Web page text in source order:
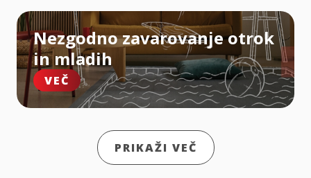
Nezgodno zavarovanje otrok
in mladih
VEČ
PRIKAŽI VEČ